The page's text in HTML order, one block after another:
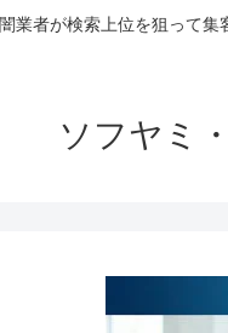
業者が検索上位を狙って
ソフヤミ